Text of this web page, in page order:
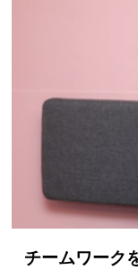
チームワーク